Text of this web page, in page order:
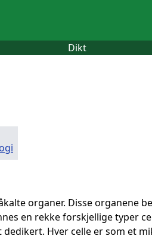
Dikt
organer. Disse organene
en rekke forskjellige typer
Hver celle er som et